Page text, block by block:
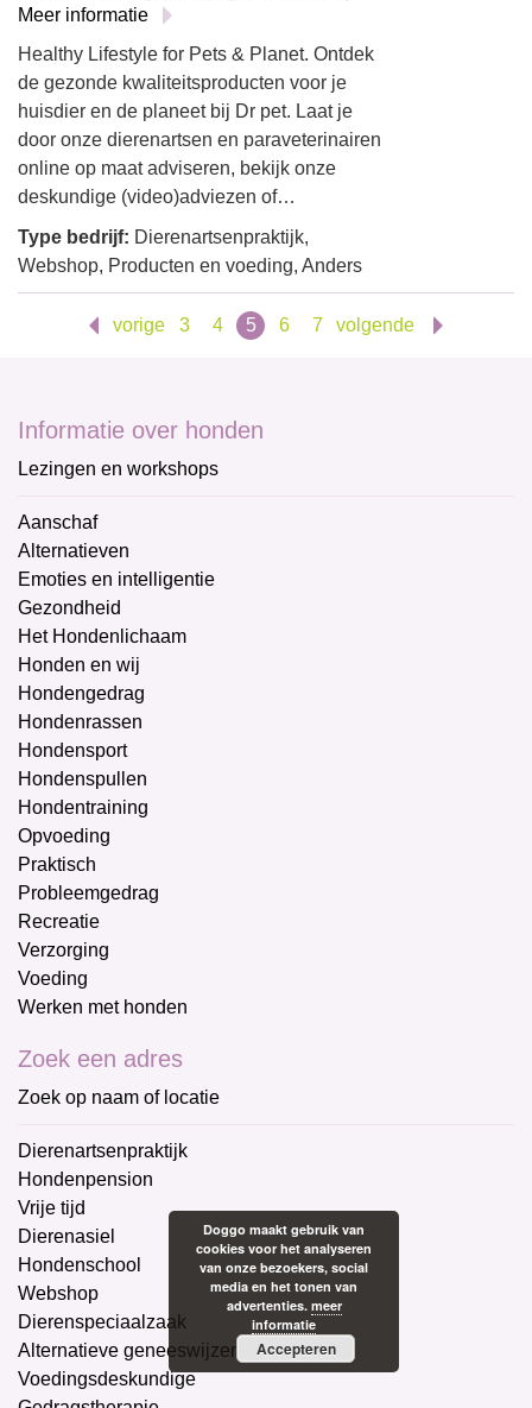
Meer informatie
Healthy Lifestyle for Pets & Planet. Ontdek
de gezonde kwaliteitsproducten voor je
huisdier en de planeet bij Dr pet. Laat je
door onze dierenartsen en paraveterinairen
online op maat adviseren, bekijk onze
deskundige (video)adviezen of…
Type bedrijf: Dierenartsenpraktijk,
Webshop, Producten en voeding, Anders
vorige 3 4 5 6 7 volgende
Informatie over honden
Lezingen en workshops
Aanschaf
Alternatieven
Emoties en intelligentie
Gezondheid
Het Hondenlichaam
Honden en wij
Hondengedrag
Hondenrassen
Hondensport
Hondenspullen
Hondentraining
Opvoeding
Praktisch
Probleemgedrag
Recreatie
Verzorging
Voeding
Werken met honden
Zoek een adres
Zoek op naam of locatie
Dierenartsenpraktijk
Hondenpension
Vrije tijd
Dierenasiel
Hondenschool
Webshop
Dierenspeciaalzaak
Alternatieve geneeswijzen
Voedingsdeskundige
Doggo maakt gebruik van
cookies voor het analyseren
van onze bezoekers, social
media en het tonen van
advertenties. meer
informatie
Accepteren